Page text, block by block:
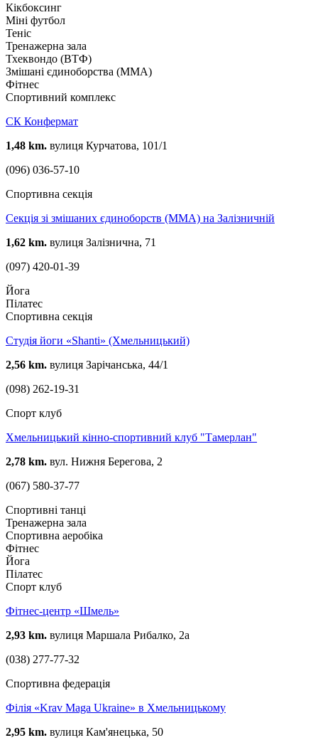
Кікбоксинг
Міні футбол
Теніс
Тренажерна зала
Тхеквондо (ВТФ)
Змішані єдиноборства (ММА)
Фітнес
Спортивний комплекс
СК Конфермат
1,48 km. вулиця Курчатова, 101/1
(096) 036-57-10
Спортивна секція
Cекція зі змішаних єдиноборств (ММА) на Залізничній
1,62 km. вулиця Залізнична, 71
(097) 420-01-39
Йога
Пілатес
Спортивна секція
Студія йоги «Shanti» (Хмельницький)
2,56 km. вулиця Зарічанська, 44/1
(098) 262-19-31
Спорт клуб
Хмельницький кінно-спортивний клуб "Тамерлан"
2,78 km. вул. Нижня Берегова, 2
(067) 580-37-77
Спортивні танці
Тренажерна зала
Спортивна аеробіка
Фітнес
Йога
Пілатес
Спорт клуб
Фітнес-центр «Шмель»
2,93 km. вулиця Маршала Рибалко, 2а
(038) 277-77-32
Спортивна федерація
Філія «Krav Maga Ukraine» в Хмельницькому
2,95 km. вулиця Кам'янецька, 50